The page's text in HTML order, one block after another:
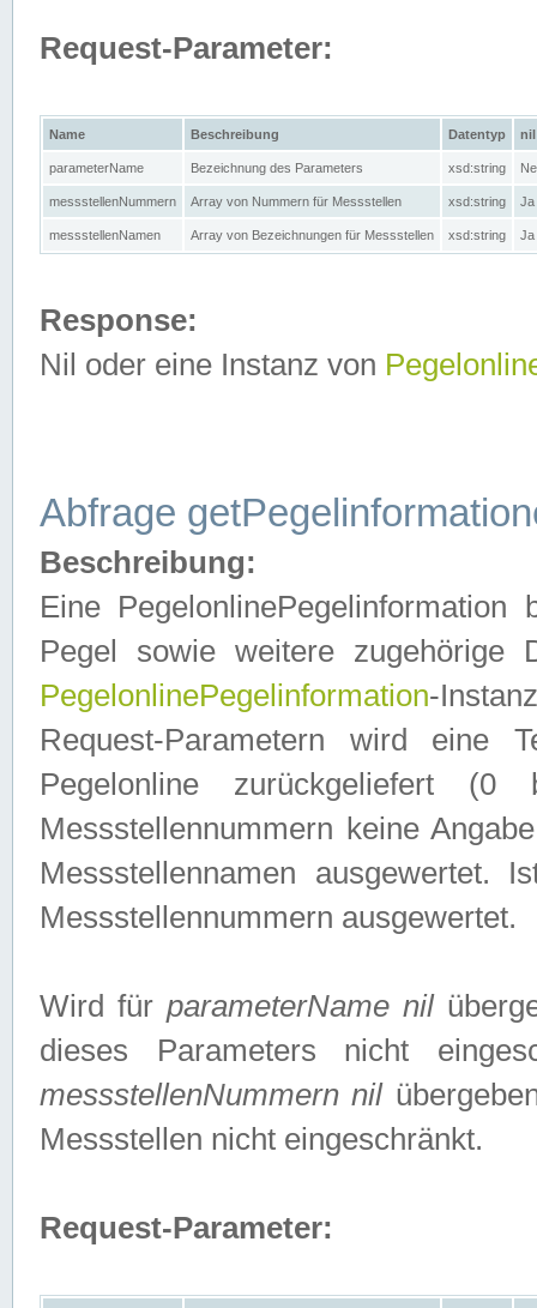
Request-Parameter:
Name Beschreibung Datentyp nil
parameterName Bezeichnung des Parameters xsd:string
messstellenNummern Array von Nummern für Messstellen xsd:string Ja
messstellenNamen Array von Bezeichnungen für Messstellen xsd:string Ja
Response:
Nil oder eine Instanz von
Abfrage
Beschreibung:
Eine
Pegel sowie weitere zugehörige
PegelonlinePegelinformation-
Request-Parametern wird eine
Pegelonline zurückgeliefert
Messstellennummern keine
Messstellennamen ausgewertet.
Messstellennummern ausgewertet.
Wird fürparameterName nil
dieses Parameters nicht
messstellenNummern nil
Messstellen nicht eingeschränkt.
Request-Parameter: